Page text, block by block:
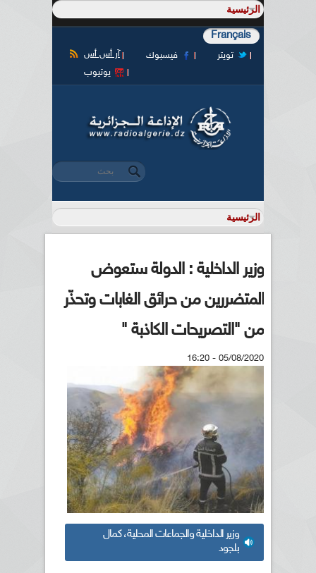
Français
آر أس أس فيسبوك
تويتر
يوتيوب
استمارة البحث
‏بحث ‏
وزير الداخلية : الدولة ستعوض
المتضررين من حرائق الغابات وتحذّر
من "التصريحات الكاذبة "
05/08/2020 - 16:20
وزير الداخلية والجماعات المحلية، كمال
بلجود